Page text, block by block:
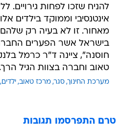
להניח שזכו לפחות גירויים.
אינטנסיבי וממוקד בילדים
מאחור. זו לא בעיה רק
בישראל אשר הפערים
חוסנה", ציינה ד"ר כרמל
טאוב וחברה בצוות הגיל הרך.
מערכת החינוך סגר מרכז טאוב ילדים
טרם התפרסמו תגובות